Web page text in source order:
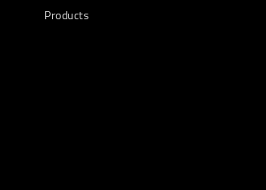
Products